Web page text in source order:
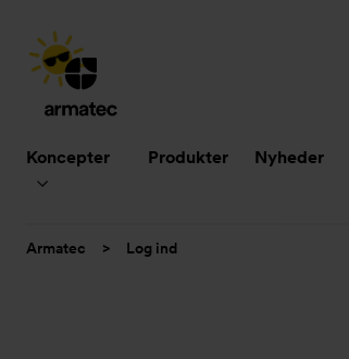
Koncepter Produkter Nyheder
Du
Armatec > Log ind